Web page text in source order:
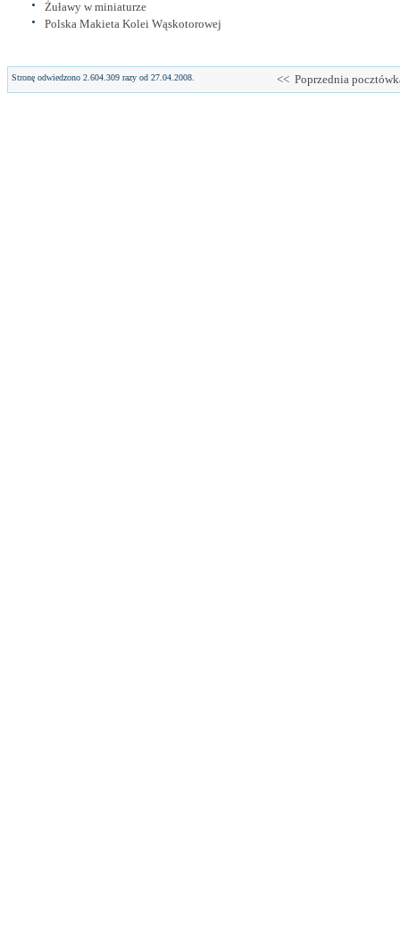
Żuławy w miniaturze
Polska Makieta Kolei Wąskotorowej
Stronę odwiedzono 2.604.309 razy od 27.04.2008. << Poprzednia